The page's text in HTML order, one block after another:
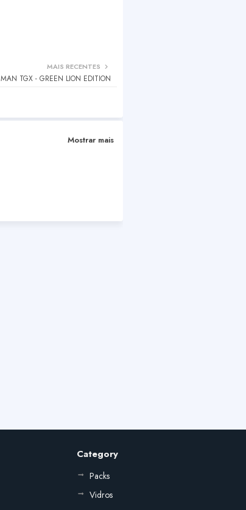
MAIS RECENTES
MAN TGX - GREEN LION EDITION
Mostrar mais
Category
Packs
Vidros